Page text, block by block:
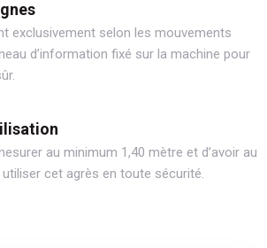
exclusivement selon les mouvements
d’information fixé sur la machine pour
au minimum 1,40 mètre et d’avoir au
cet agrès en toute sécurité.